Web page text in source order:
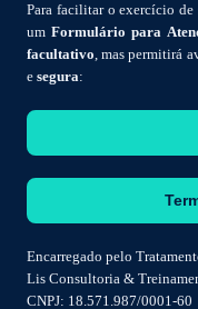
Para facilitar o exercício de
um Formulário para
facultativo, mas permitirá
e segura:
Encarregado pelo
Lis Consultoria &
CNPJ: 18.571.987/0001-60